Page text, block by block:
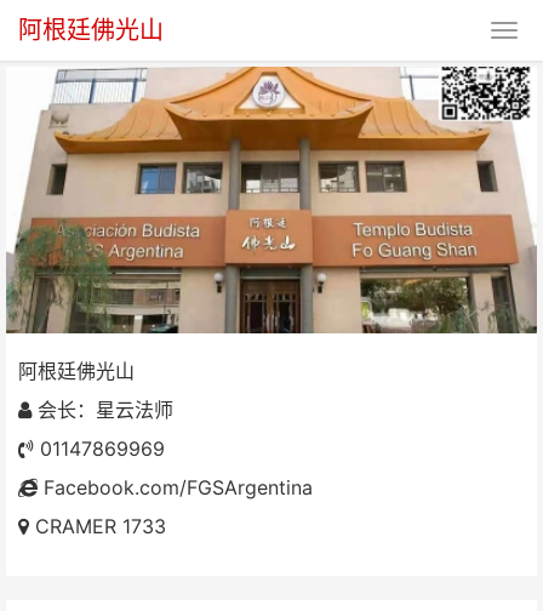
阿根廷佛光山
阿根廷佛光山
会长：星云法师
01147869969
Facebook.com/FGSArgentina
CRAMER 1733
阿根廷佛光山